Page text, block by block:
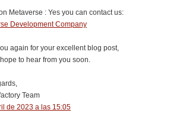
Metaverse : Yes you can contact us:
Development Company
again for your excellent blog post,
to hear from you soon.
Team
de 2023 a las 15:05